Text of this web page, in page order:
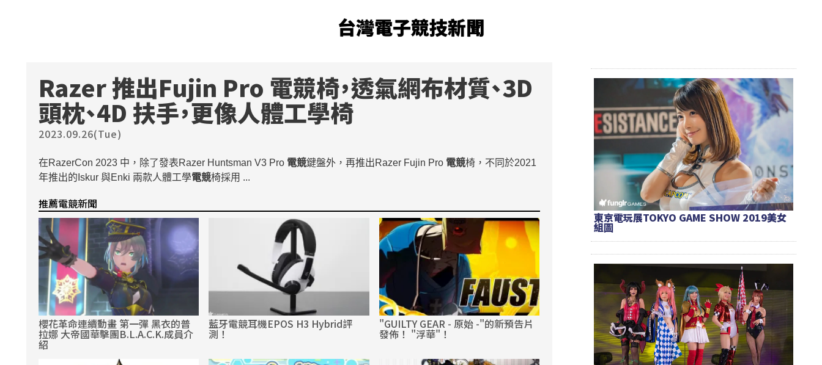
台灣電子競技新聞
Razer 推出Fujin Pro 電競椅，透氣網布材質、3D
頭枕、4D 扶手，更像人體工學椅
2023.09.26(Tue)
在RazerCon 2023 中，除了發表Razer Huntsman V3 Pro 電競鍵盤外，再推出Razer Fujin Pro 電競椅，不同於2021
年推出的Iskur 與Enki 兩款人體工學電競椅採用 ...
推薦電競新聞
櫻花革命連續動畫 第一彈 黑衣的普
拉娜 大帝國華擊團B.L.A.C.K.成員介
紹
藍牙電競耳機EPOS H3 Hybrid評
測！
"GUILTY GEAR - 原始 -"的新預告片
發佈！ "浮華"！
東京電玩展TOKYO GAME SHOW 2019美女
組圖